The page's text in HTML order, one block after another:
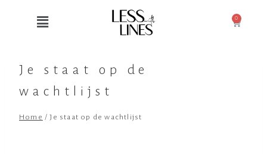
0
Je staat op de
wachtlijst
Home / Je staat op de wachtlijst